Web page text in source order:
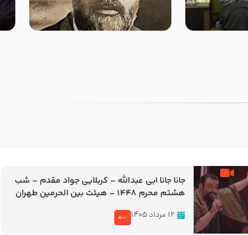
الله علیها
الاسلام
روضه‌ی مجلس یزید ملعون و
اسارت اهل‌بیت علیهم‌السلام –
جانا جانا ابی عبدالله – کربلایی جواد مقدم – شب
هشتم محرم 1448 – هیئت بین الحرمین طهران
۱۲ مرداد ۱۴۰۵